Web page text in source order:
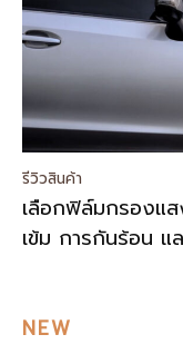
รีวิวสินค้า
เลือกฟิล์มกรองแ
เข้ม การกันร้อน แ
NEW